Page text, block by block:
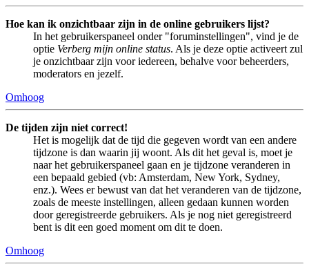
Hoe kan ik onzichtbaar zijn in de online gebruikers lijst?
In het gebruikerspaneel onder "foruminstellingen", vind je de
optie Verberg mijn online status. Als je deze optie activeert zul
je onzichtbaar zijn voor iedereen, behalve voor beheerders,
moderators en jezelf.
Omhoog
De tijden zijn niet correct!
Het is mogelijk dat de tijd die gegeven wordt van een andere
tijdzone is dan waarin jij woont. Als dit het geval is, moet je
naar het gebruikerspaneel gaan en je tijdzone veranderen in
een bepaald gebied (vb: Amsterdam, New York, Sydney,
enz.). Wees er bewust van dat het veranderen van de tijdzone,
zoals de meeste instellingen, alleen gedaan kunnen worden
door geregistreerde gebruikers. Als je nog niet geregistreerd
bent is dit een goed moment om dit te doen.
Omhoog